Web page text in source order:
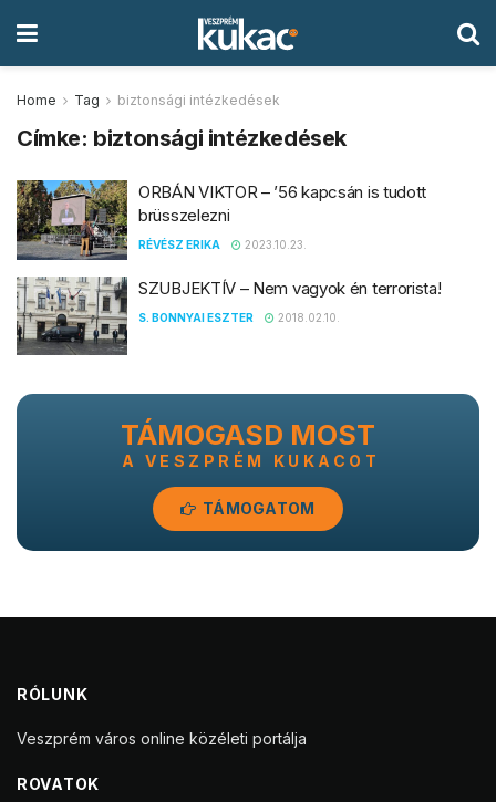
Home Tag biztonsági intézkedések
Címke: biztonsági intézkedések
ORBÁN VIKTOR – ’56 kapcsán is tudott
brüsszelezni
RÉVÉSZ ERIKA 2023.10.23.
SZUBJEKTÍV – Nem vagyok én terrorista!
S. BONNYAI ESZTER 2018.02.10.
TÁMOGASD MOST
A VESZPRÉM KUKACOT
TÁMOGATOM
RÓLUNK
Veszprém város online közéleti portálja
ROVATOK